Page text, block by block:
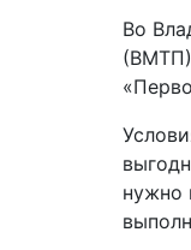
Во
нужно